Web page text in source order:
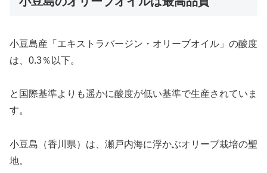
小豆島産「エキストラバージン・オリーブオイル」の酸度
は、0.3％以下。
と国際基準よりも遥かに酸度が低い基準で生産されていま
す。
小豆島（香川県）は、瀬戸内海に浮かぶオリーブ栽培の聖
地。